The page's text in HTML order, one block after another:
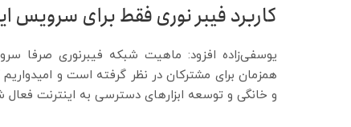
کاربرد فیبر نوری فقط برای سرویس
یوسفی‌زاده افزود: ماهیت شبکه فیبرنوری صرفا
همزمان برای مشترکان در نظر گرفته است و
و خانگی و توسعه ابزار‌های دسترسی به اینترنت فعال